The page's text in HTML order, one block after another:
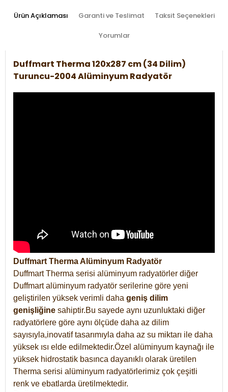
Ürün Açıklaması Garanti ve Teslimat Taksit Seçenekleri
Yorumlar
Duffmart Therma 120x287 cm (34 Dilim)
Turuncu-2004 Alüminyum Radyatör
Duffmart Therma Alüminyum Radyatör
Duffmart Therma serisi alüminyum radyatörler diğer
Duffmart alüminyum radyatör serilerine göre yeni
geliştirilen yüksek verimli daha geniş dilim
genişliğine sahiptir.Bu sayede aynı uzunluktaki diğer
radyatörlere göre aynı ölçüde daha az dilim
sayısıyla,inovatif tasarımıyla daha az su miktarı ile daha
yüksek ısı elde edilmektedir.Özel alüminyum kaynağı ile
yüksek hidrostatik basınca dayanıklı olarak üretilen
Therma serisi alüminyum radyatörlerimiz çok çeşitli
renk ve ebatlarda üretilmektedir.